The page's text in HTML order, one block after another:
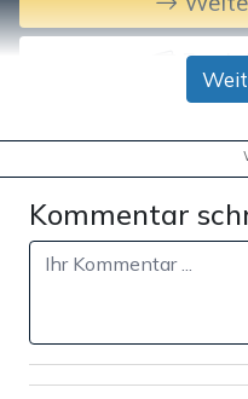
Kommentar